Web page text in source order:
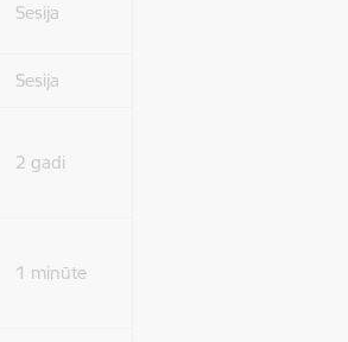
Sesija
Sesija
2 gadi
1 minūte